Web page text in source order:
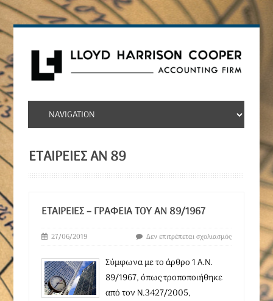
ΕΤΑΙΡΕΊΕΣ ΑΝ 89
ΕΤΑΙΡΕΊΕΣ – ΓΡΑΦΕΊΑ ΤΟΥ ΑΝ 89/1967
27/06/2019 Δεν επιτρέπεται σχολιασμός
Σύμφωνα με το άρθρο 1 Α.Ν.
89/1967, όπως τροποποιήθηκε
από τον Ν.3427/2005,